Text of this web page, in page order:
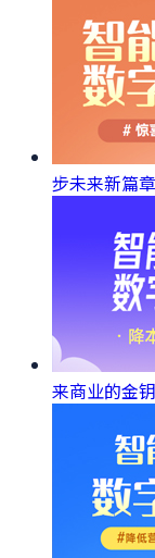
步未来新篇
来商业的金